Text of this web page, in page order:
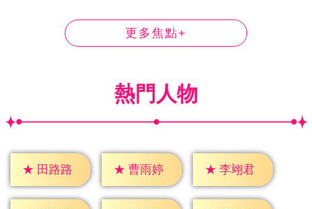
更多焦點+
熱門人物
★ 田路路 ★ 曹雨婷 ★ 李翊君